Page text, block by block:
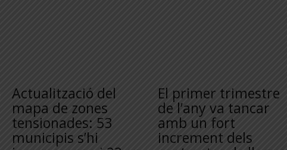
Actualització del
mapa de zones
tensionades: 53
municipis s’hi
El primer trimestre
de l’any va tancar
amb un fort
increment dels